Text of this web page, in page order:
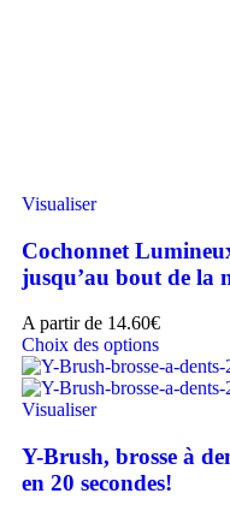
Visualiser
Cochonnet
jusqu’au bout de la
A partir de 14.60€
Choix des options
Visualiser
Y-Brush, brosse à
en 20 secondes!